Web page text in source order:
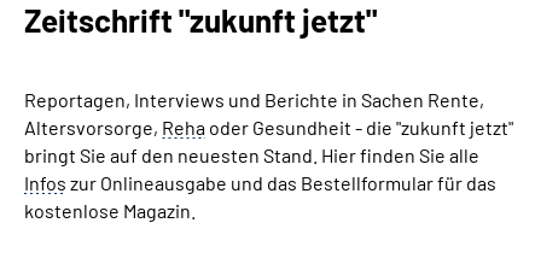
Rente
Beratung & Kontakt
Experten
Über uns & Presse
Zeitschrift "zukunft jetzt"
Reportagen, Interviews und Berichte in Sachen Rente,
Altersvorsorge, Reha oder Gesundheit - die "zukunft jetzt"
bringt Sie auf den neuesten Stand. Hier finden Sie alle
Infos zur Onlineausgabe und das Bestellformular für das
kostenlose Magazin.